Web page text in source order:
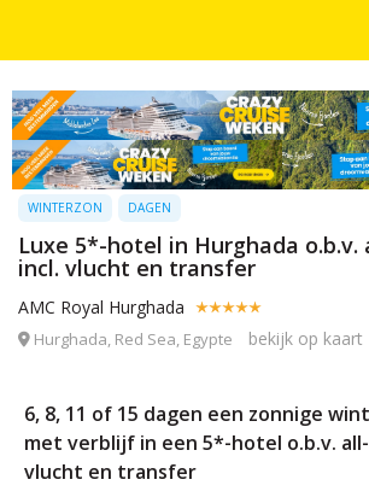
WINTERZON DAGEN
Luxe 5*-hotel in Hurghada o.b.v.
incl. vlucht en transfer
AMC Royal Hurghada
Hurghada, Red Sea, Egypte bekijk op kaart
6, 8, 11 of 15 dagen een zonnige
met verblijf in een 5*-hotel o.b.v.
vlucht en transfer